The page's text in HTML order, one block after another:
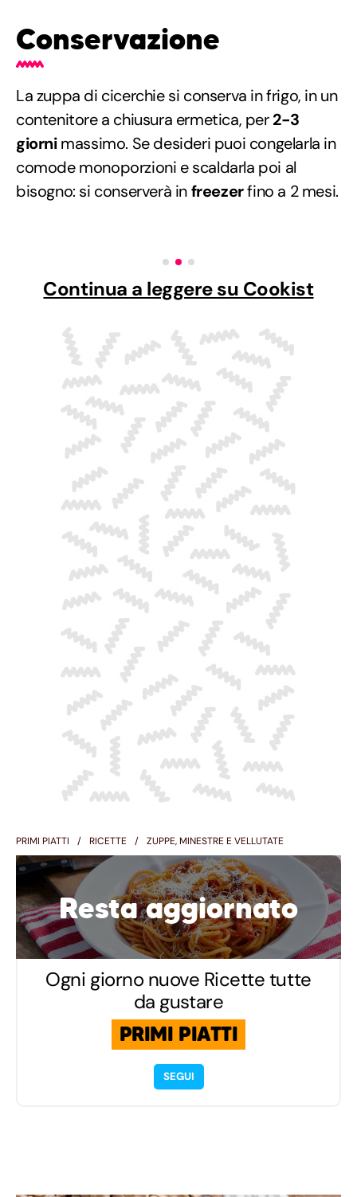
Conservazione
La zuppa di cicerchie si conserva in frigo, in un
contenitore a chiusura ermetica, per2-3
giornimassimo. Se desideri puoi congelarla in
comode monoporzioni e scaldarla poi al
bisogno: si conserverà infreezerfino a 2 mesi.
Continua a leggere su Cookist
PRIMI PIATTI RICETTE ZUPPE, MINESTRE E VELLUTATE
Resta aggiornato
Ogni giorno nuove Ricette tutte
da gustare
PRIMI PIATTI
SEGUI